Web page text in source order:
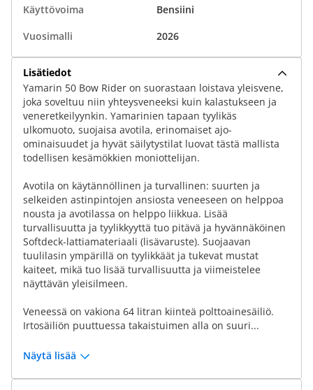
Käyttövoima
Bensiini
Vuosimalli
2026
Lisätiedot
Yamarin 50 Bow Rider on suorastaan loistava yleisvene,
joka soveltuu niin yhteysveneeksi kuin kalastukseen ja
veneretkeilyynkin. Yamarinien tapaan tyylikäs
ulkomuoto, suojaisa avotila, erinomaiset ajo-
ominaisuudet ja hyvät säilytystilat luovat tästä mallista
todellisen kesämökkien moniottelijan.
Avotila on käytännöllinen ja turvallinen: suurten ja
selkeiden astinpintojen ansiosta veneeseen on helppoa
nousta ja avotilassa on helppo liikkua. Lisää
turvallisuutta ja tyylikkyyttä tuo pitävä ja hyvännäköinen
Softdeck-lattiamateriaali (lisävaruste). Suojaavan
tuulilasin ympärillä on tyylikkäät ja tukevat mustat
kaiteet, mikä tuo lisää turvallisuutta ja viimeistelee
näyttävän yleisilmeen.
Veneessä on vakiona 64 litran kiinteä polttoainesäiliö.
Irtosäiliön puuttuessa takaistuimen alla on suuri...
Näytä lisää